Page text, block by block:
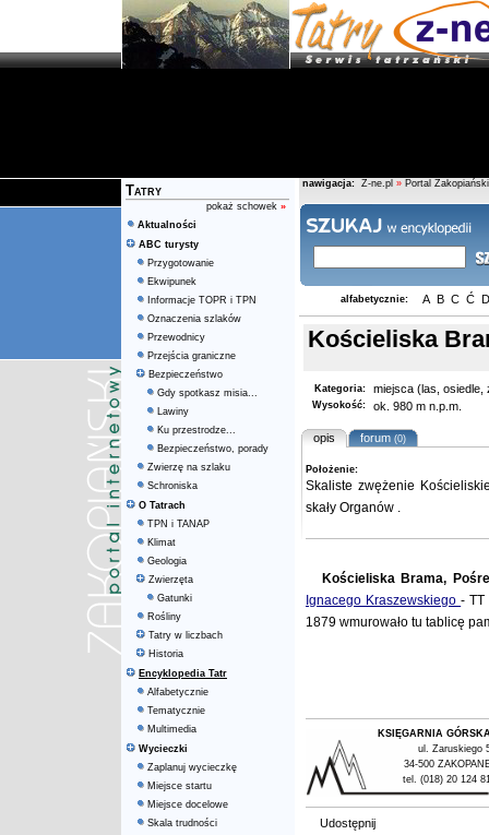
Tatry
pokaż schowek »
Aktualności
ABC turysty
Przygotowanie
Ekwipunek
Informacje TOPR i TPN
Oznaczenia szlaków
Przewodnicy
Przejścia graniczne
Bezpieczeństwo
Gdy spotkasz misia...
Lawiny
Ku przestrodze...
Bezpieczeństwo, porady
Zwierzę na szlaku
Schroniska
O Tatrach
TPN i TANAP
Klimat
Geologia
Zwierzęta
Gatunki
Rośliny
Tatry w liczbach
Historia
Encyklopedia Tatr
Alfabetycznie
Tematycznie
Multimedia
Wycieczki
Zaplanuj wycieczkę
Miejsce startu
Miejsce docelowe
Skala trudności
nawigacja: Z-ne.pl » Portal Zakopiański
alfabetycznie: A B C Ć D
Kościeliska
Kategoria: miejsca (las,
Wysokość: ok. 980 m n.p.m.
opis forum(0)
Położenie:
Skaliste zwężenie
skały Organów .
Kościeliska Brama,
Ignacego Kraszewskiego- TT
1879 wmurowało tu tablicę
KSIĘGARNIA
ul. Zaruskiego
34-500
tel. (018) 20 124
Udostępnij